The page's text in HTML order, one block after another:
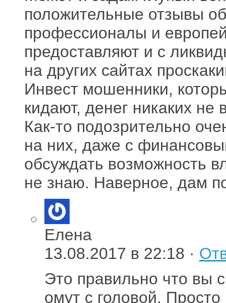
положительные отзывы
профессионалы и
предоставляют и с
на других сайтах
Инвест мошенники,
кидают, денег никаких не
Как-то подозрительно
на них, даже с
обсуждать возможность
не знаю. Наверное, дам
Елена
13.08.2017 в 22:18 ·
Это правильно что вы
омут с головой.